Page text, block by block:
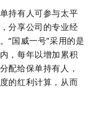
持有人可参与太平
分享公司的专业经
“国威一号”采用的是
，每年以增加累积
配给保单持有人，
的红利计算，从而